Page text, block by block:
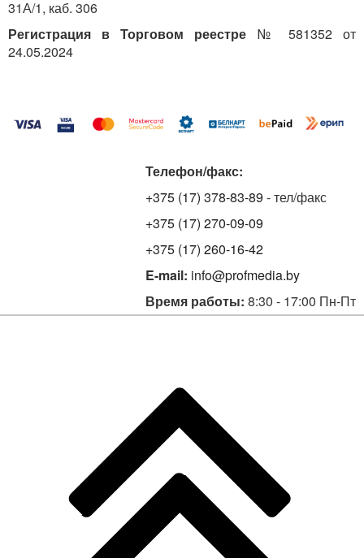
31А/1, каб. 306
Регистрация в Торговом реестре № 581352 от
24.05.2024
Телефон/факс:
+375 (17) 378-83-89 - тел/факс
+375 (17) 270-09-09
+375 (17) 260-16-42
E-mail: info@profmedia.by
Время работы: 8:30 - 17:00 Пн-Пт